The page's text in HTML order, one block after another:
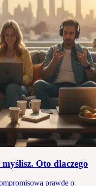
Oto dlaczego
prawdę o